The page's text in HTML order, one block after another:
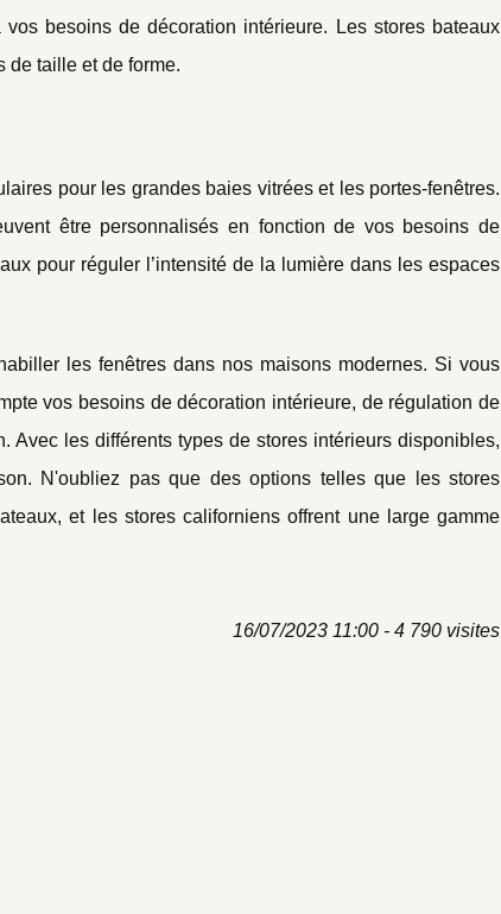
besoins de décoration intérieure. Les stores bateaux
de taille et de forme.
pour les grandes baies vitrées et les portes-fenêtres.
être personnalisés en fonction de vos besoins de
pour réguler l’intensité de la lumière dans les espaces
les fenêtres dans nos maisons modernes. Si vous
vos besoins de décoration intérieure, de régulation de
Avec les différents types de stores intérieurs disponibles,
N'oubliez pas que des options telles que les stores
et les stores californiens offrent une large gamme
16/07/2023 11:00 - 4 790 visites